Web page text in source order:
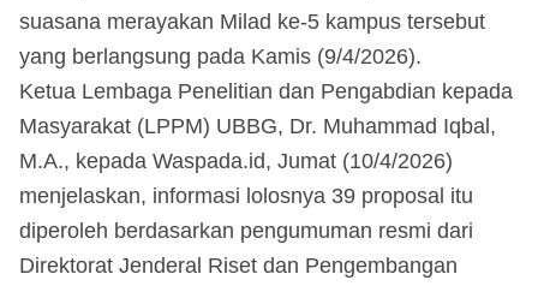
suasana merayakan Milad ke-5 kampus tersebut
yang berlangsung pada Kamis (9/4/2026).
Ketua Lembaga Penelitian dan Pengabdian kepada
Masyarakat (LPPM) UBBG, Dr. Muhammad Iqbal,
M.A., kepada Waspada.id, Jumat (10/4/2026)
menjelaskan, informasi lolosnya 39 proposal itu
diperoleh berdasarkan pengumuman resmi dari
Direktorat Jenderal Riset dan Pengembangan